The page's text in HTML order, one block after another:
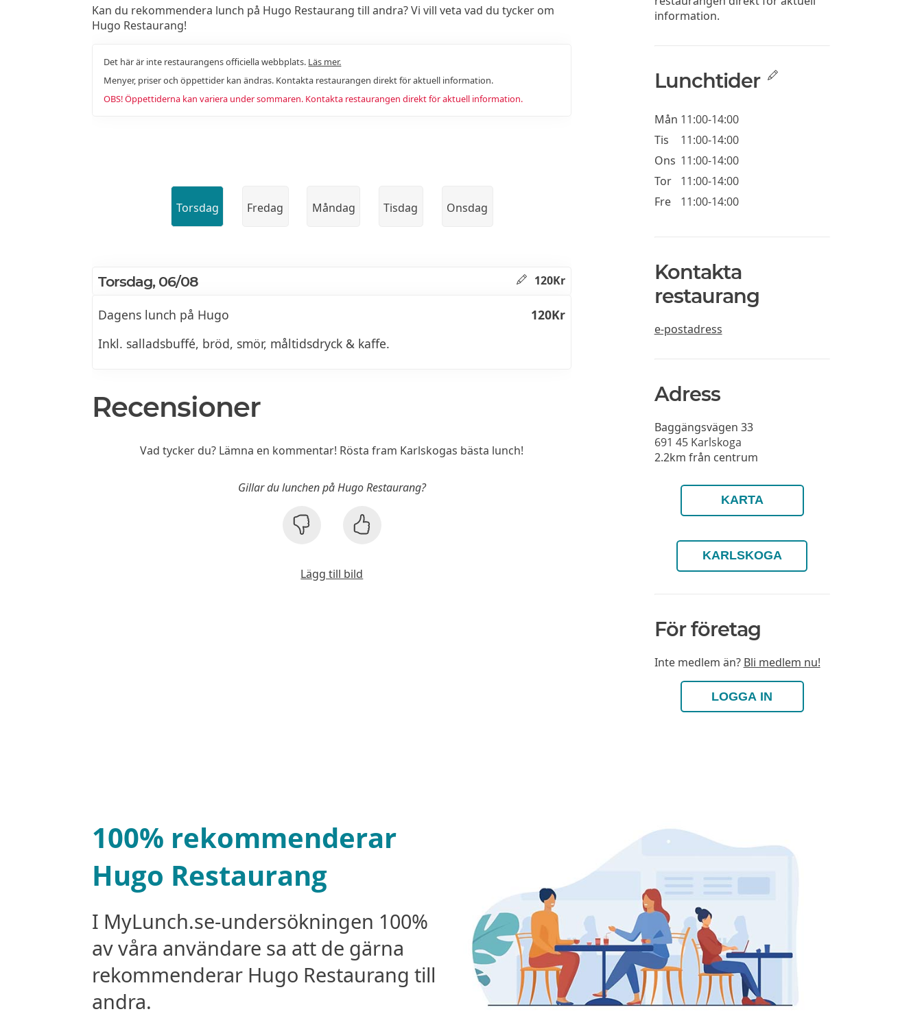
Kan du rekommendera lunch på Hugo Restaurang till andra? Vi vill veta vad du tycker om
Hugo Restaurang!
Det här är inte restaurangens officiella webbplats. Läs mer.
Menyer, priser och öppettider kan ändras. Kontakta restaurangen direkt för aktuell information.
OBS! Öppettiderna kan variera under sommaren. Kontakta restaurangen direkt för aktuell information.
Torsdag Fredag Måndag Tisdag Onsdag
Torsdag, 06/08 120Kr
Dagens lunch på Hugo
120Kr
Inkl. salladsbuffé, bröd, smör, måltidsdryck & kaffe.
Recensioner
Vad tycker du? Lämna en kommentar! Rösta fram Karlskogas bästa lunch!
Gillar du lunchen på Hugo Restaurang?
Lägg till bild
information.
Lunchtider
Mån 11:00-14:00
Tis
11:00-14:00
Ons 11:00-14:00
Tor
11:00-14:00
Fre
11:00-14:00
Kontakta
restaurang
e-postadress
Adress
Baggängsvägen 33
691 45 Karlskoga
2.2km från centrum
KARTA
KARLSKOGA
För företag
Inte medlem än? Bli medlem nu!
LOGGA IN
100% rekommenderar
Hugo Restaurang
I MyLunch.se-undersökningen 100%
av våra användare sa att de gärna
rekommenderar Hugo Restaurang till
andra.